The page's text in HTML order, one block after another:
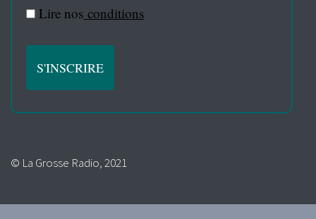
Lire nos conditions
© La Grosse Radio, 2021